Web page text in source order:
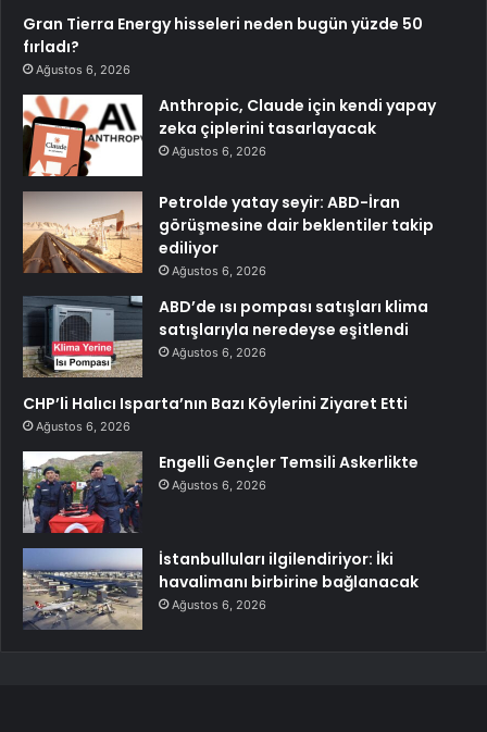
Gran Tierra Energy hisseleri neden bugün yüzde 50
fırladı?
Ağustos 6, 2026
Anthropic, Claude için kendi yapay
zeka çiplerini tasarlayacak
Ağustos 6, 2026
Petrolde yatay seyir: ABD-İran
görüşmesine dair beklentiler takip
ediliyor
Ağustos 6, 2026
ABD’de ısı pompası satışları klima
satışlarıyla neredeyse eşitlendi
Ağustos 6, 2026
CHP’li Halıcı Isparta’nın Bazı Köylerini Ziyaret Etti
Ağustos 6, 2026
Engelli Gençler Temsili Askerlikte
Ağustos 6, 2026
İstanbulluları ilgilendiriyor: İki
havalimanı birbirine bağlanacak
Ağustos 6, 2026